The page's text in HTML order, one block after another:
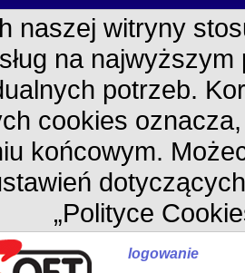
naszej witryny
na
potrzeb.
cookies
końcowym.
„Polityce
logowanie